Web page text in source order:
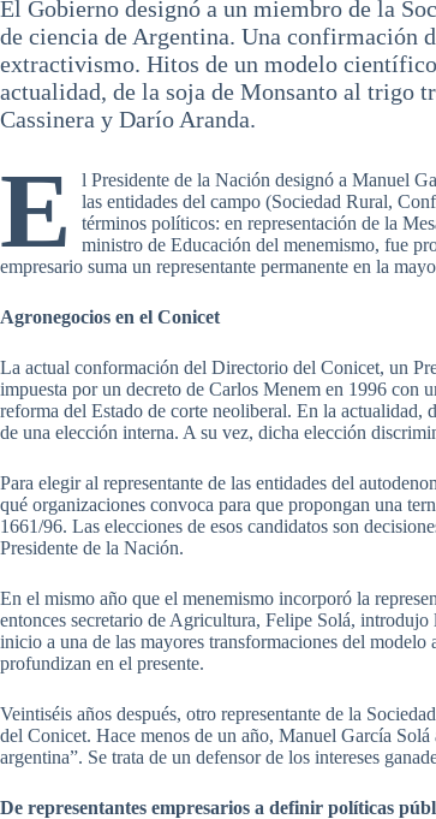
El Gobierno designó a un miembro de la
de ciencia de Argentina. Una confirmación
extractivismo. Hitos de un modelo
actualidad, de la soja de Monsanto al trigo
Cassinera y Darío Aranda.
E
l Presidente de la Nación designó a Manuel
las entidades del campo (Sociedad Rural,
términos políticos: en representación de la
ministro de Educación del menemismo, fue
empresario suma un representante permanente en la
Agronegocios en el Conicet
La actual conformación del Directorio del Conicet, un
impuesta por un decreto de Carlos Menem en 1996 con
reforma del Estado de corte neoliberal. En la
de una elección interna. A su vez, dicha elección
Para elegir al representante de las entidades del
qué organizaciones convoca para que propongan una
1661/96. Las elecciones de esos candidatos son
Presidente de la Nación.
En el mismo año que el menemismo incorporó la
entonces secretario de Agricultura, Felipe Solá,
inicio a una de las mayores transformaciones del modelo
profundizan en el presente.
Veintiséis años después, otro representante de la
del Conicet. Hace menos de un año, Manuel García
argentina”. Se trata de un defensor de los intereses
De representantes empresarios a definir políticas